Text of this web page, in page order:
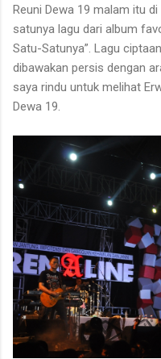
Reuni Dewa 19 malam itu
satunya lagu dari album
Satu-Satunya”. Lagu
dibawakan persis dengan
saya rindu untuk melihat
Dewa 19.